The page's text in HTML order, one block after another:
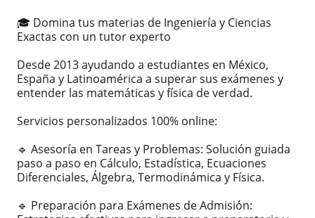
🎓 Domina tus materias de Ingeniería y Ciencias
Exactas con un tutor experto
Desde 2013 ayudando a estudiantes en México,
España y Latinoamérica a superar sus exámenes y
entender las matemáticas y física de verdad.
Servicios personalizados 100% online:
🔹 Asesoría en Tareas y Problemas: Solución guiada
paso a paso en Cálculo, Estadística, Ecuaciones
Diferenciales, Álgebra, Termodinámica y Física.
🔹 Preparación para Exámenes de Admisión: